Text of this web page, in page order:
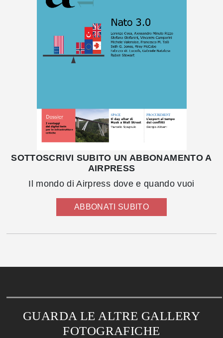
SOTTOSCRIVI SUBITO UN ABBONAMENTO A
AIRPRESS
Il mondo di Airpress dove e quando vuoi
ABBONATI SUBITO
GUARDA LE ALTRE GALLERY
FOTOGRAFICHE